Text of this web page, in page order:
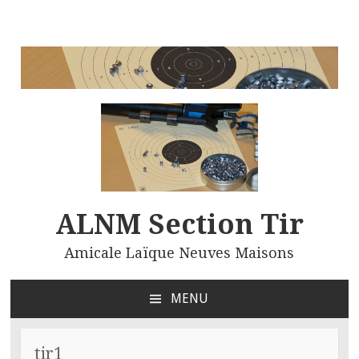
ALNM Section Tir
Amicale Laïque Neuves Maisons
MENU
CONTENU
tir1